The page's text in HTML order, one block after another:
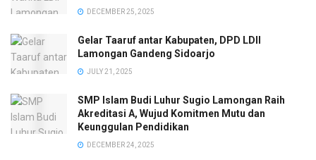
DECEMBER 25, 2025
Gelar Taaruf antar Kabupaten, DPD LDII
Lamongan Gandeng Sidoarjo
JULY 21, 2025
SMP Islam Budi Luhur Sugio Lamongan Raih
Akreditasi A, Wujud Komitmen Mutu dan
Keunggulan Pendidikan
DECEMBER 24, 2025